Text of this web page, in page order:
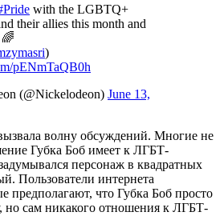
with the LGBTQ+
their allies this month and
)
pENmTaQB0h
(@Nickelodeon) June 13,
волну обсуждений. Многие не
Губка Боб имеет к ЛГБТ-
персонаж в квадратных
Пользователи интернета
предполагают, что Губка Боб просто
но сам никакого отношения к ЛГБТ-